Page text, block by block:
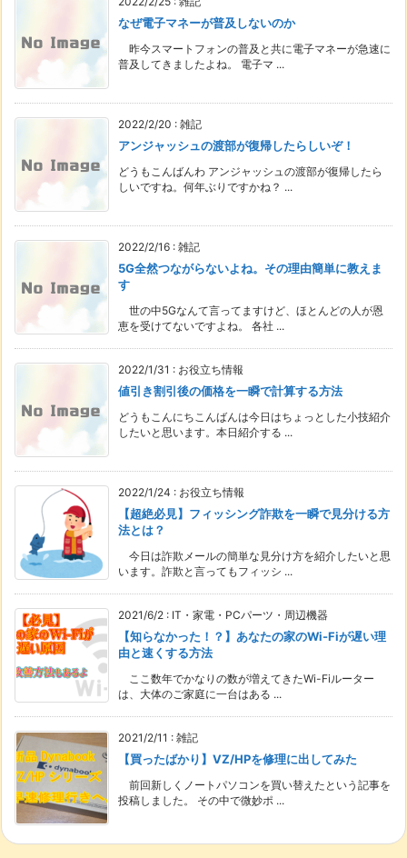
なぜ電子マネーが普及しないのか
昨今スマートフォンの普及と共に電子マネーが急速に
普及してきましたよね。 電子マ ...
2022/2/20 : 雑記
アンジャッシュの渡部が復帰したらしいぞ！
どうもこんばんわ アンジャッシュの渡部が復帰したら
しいですね。何年ぶりですかね？ ...
2022/2/16 : 雑記
5G全然つながらないよね。その理由簡単に教えま
す
世の中5Gなんて言ってますけど、ほとんどの人が恩
恵を受けてないですよね。 各社 ...
2022/1/31 : お役立ち情報
値引き割引後の価格を一瞬で計算する方法
どうもこんにちこんばんは今日はちょっとした小技紹介
したいと思います。本日紹介する ...
2022/1/24 : お役立ち情報
【超絶必見】フィッシング詐欺を一瞬で見分ける方
法とは？
今日は詐欺メールの簡単な見分け方を紹介したいと思
います。詐欺と言ってもフィッシ ...
2021/6/2 : IT・家電・PCパーツ・周辺機器
【知らなかった！？】あなたの家のWi-Fiが遅い理
由と速くする方法
ここ数年でかなりの数が増えてきたWi-Fiルーター
は、大体のご家庭に一台はある ...
2021/2/11 : 雑記
【買ったばかり】VZ/HPを修理に出してみた
前回新しくノートパソコンを買い替えたという記事を
投稿しました。 その中で微妙ポ ...